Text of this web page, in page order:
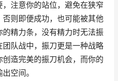
注意你的站位，避免在狭窄
则即便成功，也可能被其他
精力条，没有精力时无法振
队战中，振刀更是一种战略
造完美的振刀机会，而你的
空间。